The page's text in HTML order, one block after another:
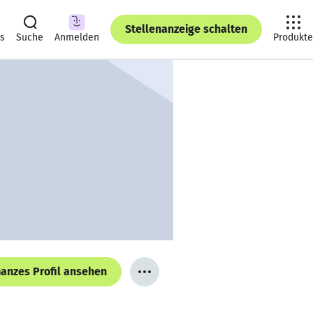
Suche Anmelden
Stellenanzeige schalten
Produkte
Profil ansehen